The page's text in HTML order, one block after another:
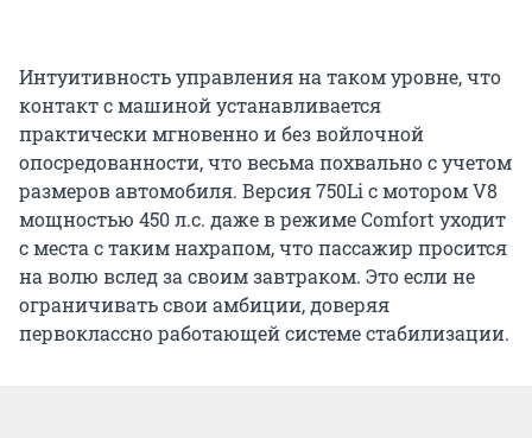
Интуитивность управления на таком уровне, что
контакт с машиной устанавливается
практически мгновенно и без войлочной
опосредованности, что весьма похвально с учетом
размеров автомобиля. Версия 750Li с мотором V8
мощностью 450 л.с. даже в режиме Comfort уходит
с места с таким нахрапом, что пассажир просится
на волю вслед за своим завтраком. Это если не
ограничивать свои амбиции, доверяя
первоклассно работающей системе стабилизации.